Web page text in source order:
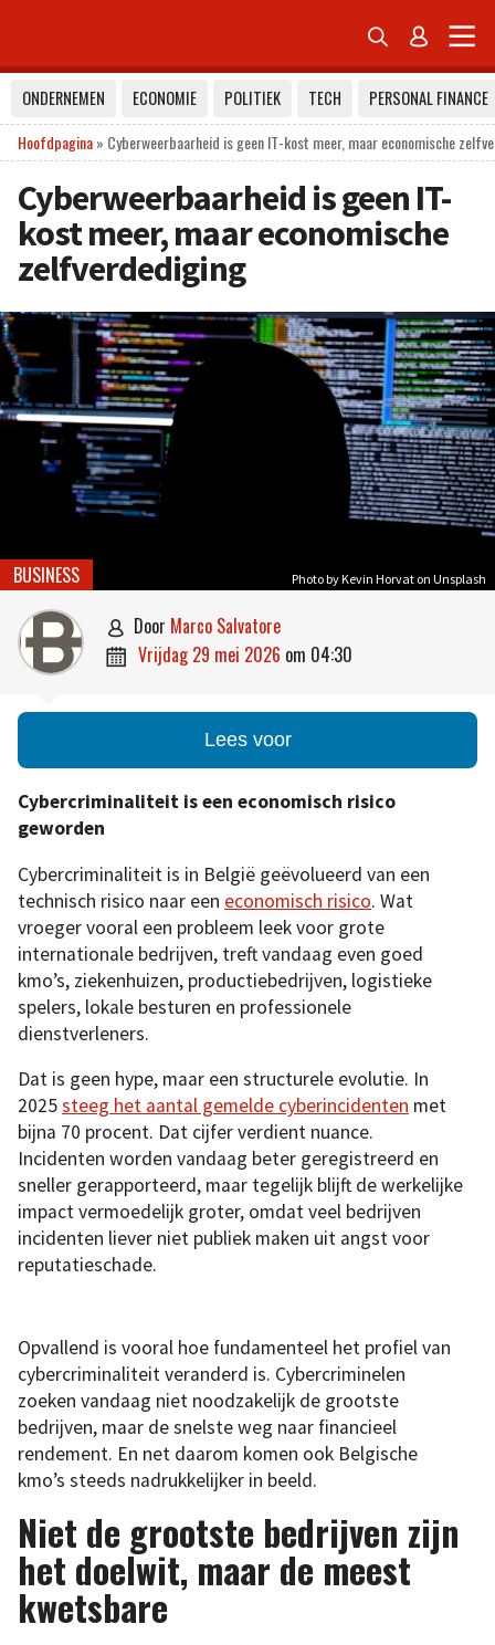
 
ONDERNEMEN ECONOMIE POLITIEK TECH
PERSONAL FINANCE
Hoofdpagina» Cyberweerbaarheid is geen IT-kost meer, maar economische
Cyberweerbaarheid is geen IT-
kost meer, maar economische
zelfverdediging
Photo by Kevin Horvat on Unsplash
BUSINESS
 door Marco Salvatore
 vrijdag 29 mei 2026 om 04:30
Lees voor
Cybercriminaliteit is een economisch risico
geworden
Cybercriminaliteit is in België geëvolueerd van een
technisch risico naar een economisch risico. Wat
vroeger vooral een probleem leek voor grote
internationale bedrijven, treft vandaag even goed
kmo’s, ziekenhuizen, productiebedrijven, logistieke
spelers, lokale besturen en professionele
dienstverleners.
Dat is geen hype, maar een structurele evolutie. In
2025steeg het aantal gemelde cyberincidenten met
bijna 70 procent. Dat cijfer verdient nuance.
Incidenten worden vandaag beter geregistreerd en
sneller gerapporteerd, maar tegelijk blijft de werkelijke
impact vermoedelijk groter, omdat veel bedrijven
incidenten liever niet publiek maken uit angst voor
reputatieschade.
Opvallend is vooral hoe fundamenteel het profiel van
cybercriminaliteit veranderd is. Cybercriminelen
zoeken vandaag niet noodzakelijk de grootste
bedrijven, maar de snelste weg naar financieel
rendement. En net daarom komen ook Belgische
kmo’s steeds nadrukkelijker in beeld.
Niet de grootste bedrijven zijn
het doelwit, maar de meest
kwetsbare